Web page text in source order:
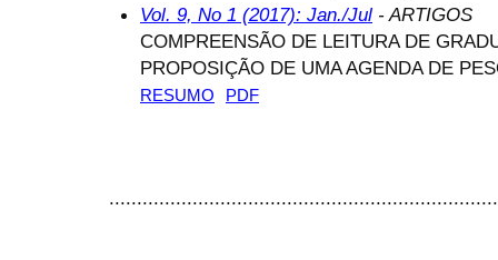
Vol. 9, No 1 (2017): Jan./Jul - ARTIGOS
COMPREENSÃO DE LEITURA DE
PROPOSIÇÃO DE UMA AGENDA DE
RESUMO PDF